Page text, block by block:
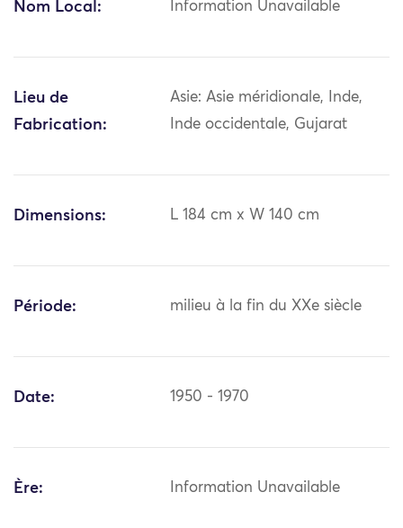
Nom Local: Information Unavailable
Lieu de
Fabrication:
Asie: Asie méridionale, Inde,
Inde occidentale, Gujarat
Dimensions: L 184 cm x W 140 cm
Période: milieu à la fin du XXe siècle
Date: 1950 - 1970
Ère: Information Unavailable